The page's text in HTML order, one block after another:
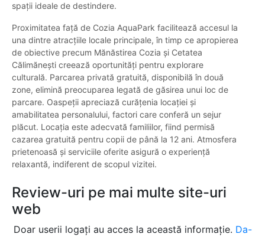
spații ideale de destindere.
Proximitatea față de Cozia AquaPark facilitează accesul la
una dintre atracțiile locale principale, în timp ce apropierea
de obiective precum Mănăstirea Cozia și Cetatea
Călimănești creează oportunități pentru explorare
culturală. Parcarea privată gratuită, disponibilă în două
zone, elimină preocuparea legată de găsirea unui loc de
parcare. Oaspeții apreciază curățenia locației și
amabilitatea personalului, factori care conferă un sejur
plăcut. Locația este adecvată familiilor, fiind permisă
cazarea gratuită pentru copii de până la 12 ani. Atmosfera
prietenoasă și serviciile oferite asigură o experiență
relaxantă, indiferent de scopul vizitei.
Review-uri pe mai multe site-uri
web
Doar userii logați au acces la această informație. Da-